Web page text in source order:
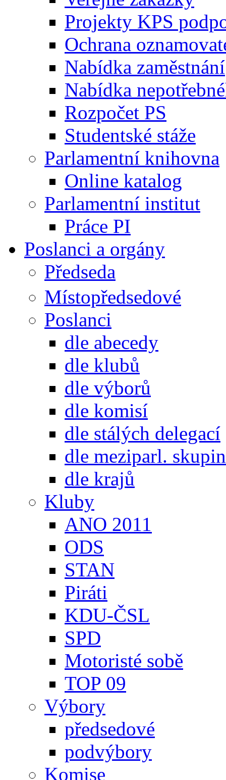
Projekty KPS
Ochrana
Nabídka zaměstnání
Nabídka
Rozpočet PS
Studentské stáže
Parlamentní knihovna
Online katalog
Parlamentní institut
Práce PI
Poslanci a orgány
Předseda
Místopředsedové
Poslanci
dle abecedy
dle klubů
dle výborů
dle komisí
dle stálých delegací
dle meziparl. skupin
dle krajů
Kluby
ANO 2011
ODS
STAN
Piráti
KDU-ČSL
SPD
Motoristé sobě
TOP 09
Výbory
předsedové
podvýbory
Komise